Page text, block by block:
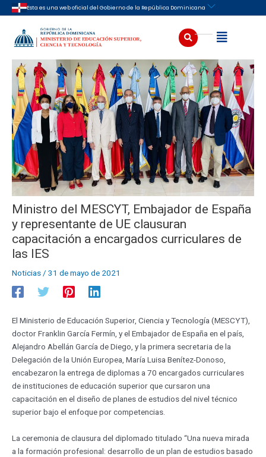
al
contenido
Esta es una web oficial del Gobierno de la República Dominicana
Buscar Abrir
Ministro del MESCYT, Embajador de España
y representante de UE clausuran
capacitación a encargados curriculares de
las IES
Noticias / 31 de mayo de 2021
El Ministerio de Educación Superior, Ciencia y Tecnología (MESCYT),
doctor Franklin García Fermín, y el Embajador de España en el país,
Alejandro Abellán García de Diego, y la primera secretaria de la
Delegación de la Unión Europea, María Luisa Benítez-Donoso,
encabezaron la entrega de diplomas a 70 encargados curriculares
de instituciones de educación superior que cursaron una
capacitación en el diseño de planes de estudios del nivel técnico
superior bajo el enfoque por competencias.
La ceremonia de clausura del diplomado titulado “Una nueva mirada
a la formación profesional: desarrollo de un plan de estudios basado
Navegación
de
entradas